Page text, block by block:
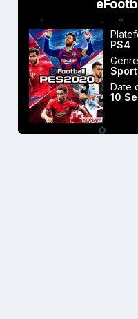
PS4
Genre
Sport
Date
10